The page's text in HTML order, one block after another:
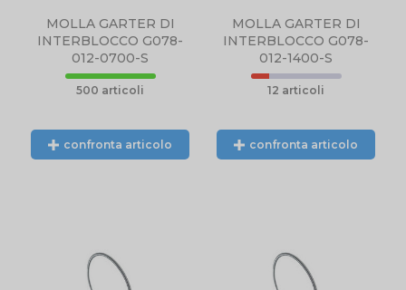
MOLLA GARTER DI
INTERBLOCCO G078-
012-0700-S
500 articoli
confronta articolo
MOLLA GARTER DI
INTERBLOCCO G078-
012-1400-S
12 articoli
confronta articolo